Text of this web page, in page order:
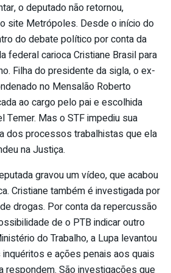
o deputado não retornou,
site Metrópoles. Desde o início do
do debate político por conta da
federal carioca Cristiane Brasil para
Filha do presidente da sigla, o ex-
no Mensalão Roberto
ao cargo pelo pai e escolhida
Temer. Mas o STF impediu sua
dos processos trabalhistas que ela
na Justiça.
gravou um vídeo, que acabou
Cristiane também é investigada por
drogas. Por conta da repercussão
de o PTB indicar outro
do Trabalho, a Lupa levantou
e ações penais aos quais